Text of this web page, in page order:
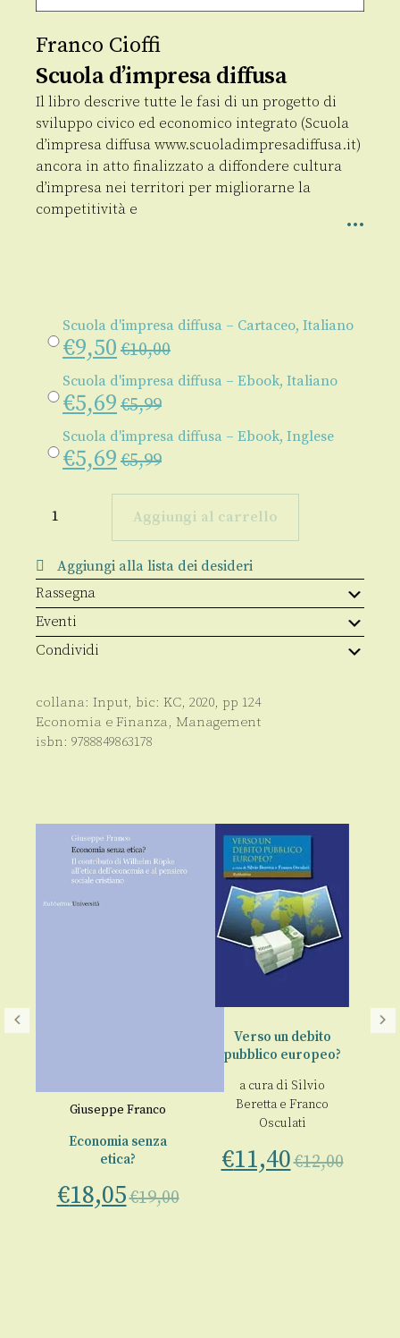
Franco Cioffi
Scuola d’impresa diffusa
Il libro descrive tutte le fasi di un progetto di
sviluppo civico ed economico integrato (Scuola
d’impresa diffusa www.scuoladimpresadiffusa.it)
ancora in atto finalizzato a diffondere cultura
d’impresa nei territori per migliorarne la
competitività e
Scuola d'impresa diffusa – Cartaceo, Italiano
€9,50 €10,00
Scuola d'impresa diffusa – Ebook, Italiano
€5,69 €5,99
Scuola d'impresa diffusa – Ebook, Inglese
€5,69 €5,99
d'impresa
Aggiungi al carrello
Aggiungi alla lista dei desideri
Rassegna
Eventi
Condividi
collana: Input, bic: KC, 2020, pp 124
Economia e Finanza, Management
isbn: 9788849863178
Giuseppe Franco
Economia senza
etica?
€18,05€19,00
Verso un debito
pubblico europeo?
a cura di Silvio
Beretta e Franco
Osculati
€11,40€12,00